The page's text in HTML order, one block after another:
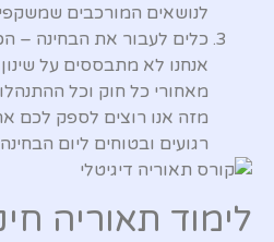
לנושאים המורכבים
כלים לעבור את הבחינה –
אנחנו לא מתבססים על
מאחורי כל חוק וכל
מזה אנו רוצים לספק לכם
רגועים ובטוחים ליום
לימוד תאוריה